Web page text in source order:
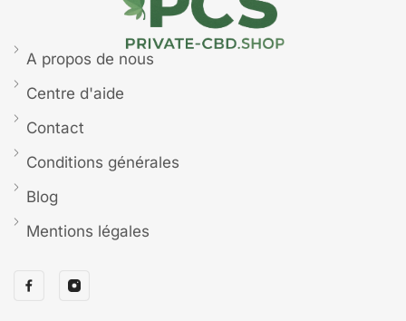
A propos de nous
Centre d'aide
Contact
Conditions générales
Blog
Mentions légales